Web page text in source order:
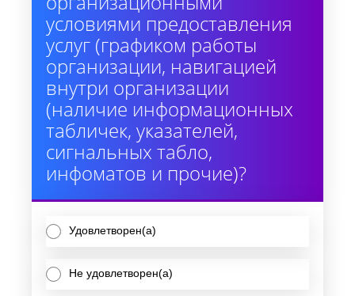
условиями предоставления
услуг (графиком работы
организации, навигацией
внутри организации
(наличие информационных
табличек, указателей,
сигнальных табло,
инфоматов и прочие)?
Удовлетворен(а)
Не удовлетворен(а)